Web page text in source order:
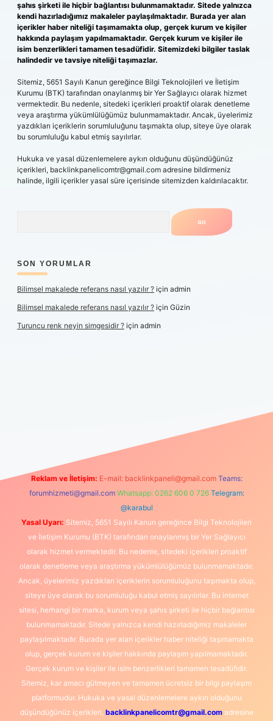
şahıs şirketi ile hiçbir bağlantısı bulunmamaktadır. Sitede yalnızca
kendi hazırladığımız makaleler paylaşılmaktadır. Burada yer alan
içerikler haber niteliği taşımamakta olup, gerçek kurum ve kişiler
hakkında paylaşım yapılmamaktadır. Gerçek kurum ve kişiler ile
isim benzerlikleri tamamen tesadüfidir. Sitemizdeki bilgiler taslak
halindedir ve tavsiye niteliği taşımazlar.
Sitemiz, 5651 Sayılı Kanun gereğince Bilgi Teknolojileri ve İletişim
Kurumu (BTK) tarafından onaylanmış bir Yer Sağlayıcı olarak hizmet
vermektedir. Bu nedenle, sitedeki içerikleri proaktif olarak denetleme
veya araştırma yükümlülüğümüz bulunmamaktadır. Ancak, üyelerimiz
yazdıkları içeriklerin sorumluluğunu taşımakta olup, siteye üye olarak
bu sorumluluğu kabul etmiş sayılırlar.
Hukuka ve yasal düzenlemelere aykırı olduğunu düşündüğünüz
içerikleri, backlinkpanelicomtr@gmail.com adresine bildirmeniz
halinde, ilgili içerikler yasal süre içerisinde sitemizden kaldırılacaktır.
SON YORUMLAR
Bilimsel makalede referans nasıl yazılır ? için admin
Bilimsel makalede referans nasıl yazılır ? için Güzin
Turuncu renk neyin simgesidir ? için admin
Reklam ve İletişim: E-mail: backlinkpaneli@gmail.com Teams:
forumhizmeti@gmail.com Whatsapp: 0262 606 0 726 Telegram:
@karabul
Yasal Uyarı: Sitemiz, 5651 Sayılı Kanun gereğince Bilgi Teknolojileri
ve İletişim Kurumu (BTK) tarafından onaylanmış bir Yer Sağlayıcı
olarak hizmet vermektedir. Bu nedenle, sitedeki içerikleri proaktif
olarak denetleme veya araştırma yükümlülüğümüz bulunmamaktadır.
Ancak, üyelerimiz yazdıkları içeriklerin sorumluluğunu taşımakta olup,
siteye üye olarak bu sorumluluğu kabul etmiş sayılırlar. Bu internet
sitesi, herhangi bir marka, kurum veya şahıs şirketi ile hiçbir bağlantısı
bulunmamaktadır. Sitede yalnızca kendi hazırladığımız makaleler
paylaşılmaktadır. Burada yer alan içerikler haber niteliği taşımamakta
olup, gerçek kurum ve kişiler hakkında paylaşım yapılmamaktadır.
Gerçek kurum ve kişiler ile isim benzerlikleri tamamen tesadüfidir.
Sitemiz, kar amacı gütmeyen ve tamamen ücretsiz bir bilgi paylaşım
platformudur. Hukuka ve yasal düzenlemelere aykırı olduğunu
düşündüğünüz içerikleri, backlinkpanelicomtr@gmail.comadresine